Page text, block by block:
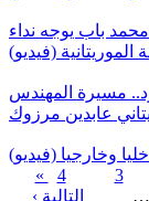
باب يوجه نداء
الموريتانية (فيديو)
مسيرة المهندس
عابدين مرزوك
وخارجيا (فيديو)
3
4
…
التالية ›